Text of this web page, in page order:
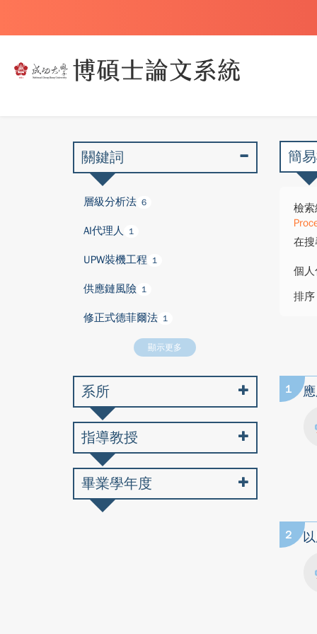
簡
檢
在搜
個人
排序
1
2
關鍵詞
層級分析法 6
AI代理人 1
UPW裝機工程 1
供應鏈風險 1
修正式德菲爾法 1
顯示更多
系所
指導教授
畢業學年度